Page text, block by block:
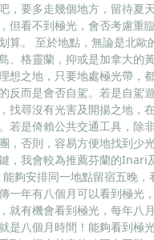
，要多走幾個地方，留待夏
但看不到極光，會否考慮重
算。 至於地點，無論是北歐
、格靈蘭，抑或是加拿大的
想之地，只要地處極光帶，
反而是會否自駕。若是自駕
找尋沒有光害及開揚之地，
若是倚賴公共交通工具，除
，否則，容易方便地找到少
，我會較為推薦芬蘭的Inari
夠安排同一地點留宿五晚，
一年有八個月可以看到極光
就有機會看到極光，每年八
是八個月時間！能夠看到極